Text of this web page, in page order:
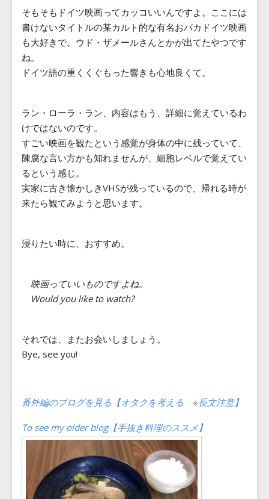
そもそもドイツ映画ってカッコいいんですよ。ここには
書けないタイトルの某カルト的な有名おバカドイツ映画
も大好きで。ウド・ザメールさんとかが出てたやつです
ね。
ドイツ語の重くくぐもった響きも心地良くて。
ラン・ローラ・ラン、内容はもう、詳細に覚えているわ
けではないのです。
すごい映画を観たという感覚が身体の中に残っていて、
陳腐な言い方かも知れませんが、細胞レベルで覚えてい
るという感じ。
実家に古き懐かしきVHSが残っているので、帰れる時が
来たら観てみようと思います。
浸りたい時に、おすすめ。
映画っていいものですよね。
Would you like to watch?
それでは、またお会いしましょう。
Bye, see you!
番外編のブログを見る【オタクを考える ※長文注意】
To see my older blog【手抜き料理のススメ】